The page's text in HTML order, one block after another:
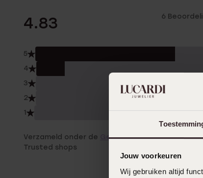
Jouw voorkeuren
Wij gebruiken altijd
4.83 6
5
4
3
2
1
Verzameld onder de Gebruiksvoorwaardenvan
Trusted shops